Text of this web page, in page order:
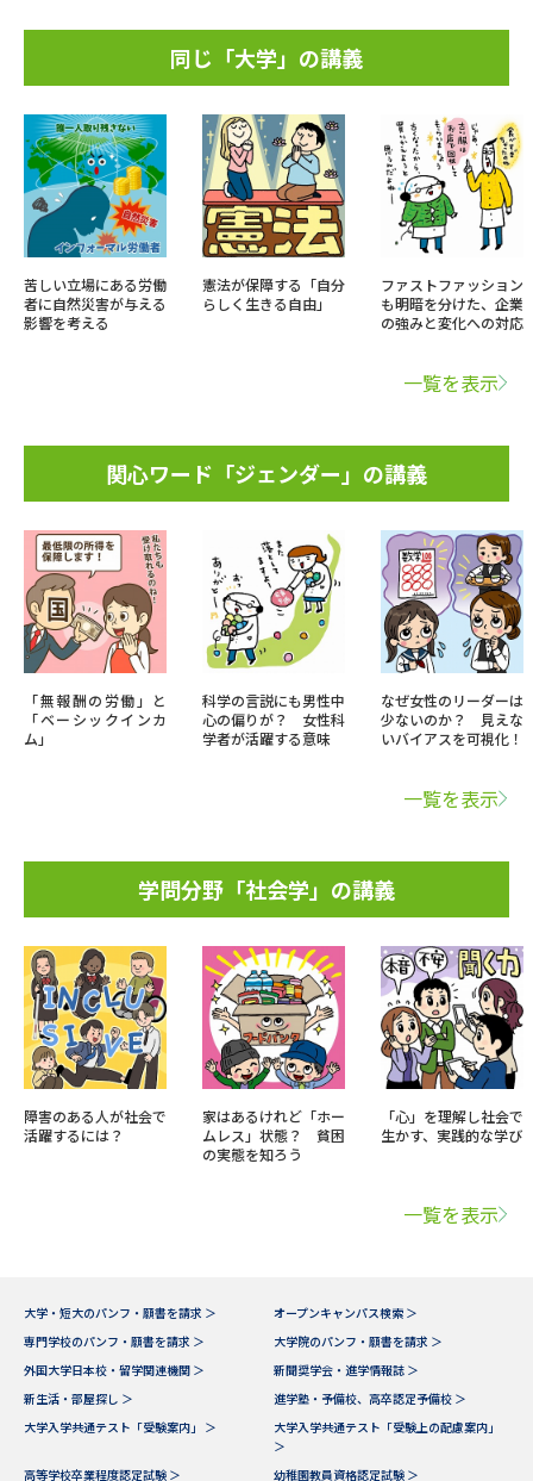
同じ「大学」の講義
苦しい立場にある労働
者に自然災害が与える
影響を考える
憲法が保障する「自分
らしく生きる自由」
ファストファッション
も明暗を分けた、企業
の強みと変化への対応
一覧を表示
関心ワード「ジェンダー」の講義
「無報酬の労働」と
「ベーシックインカ
ム」
科学の言説にも男性中
心の偏りが？ 女性科
学者が活躍する意味
なぜ女性のリーダーは
少ないのか？ 見えな
いバイアスを可視化！
一覧を表示
学問分野「社会学」の講義
障害のある人が社会で
活躍するには？
家はあるけれど「ホー
ムレス」状態？ 貧困
の実態を知ろう
「心」を理解し社会で
生かす、実践的な学び
一覧を表示
大学・短大のパンフ・願書を請求 ＞
オープンキャンパス検索 ＞
専門学校のパンフ・願書を請求 ＞
大学院のパンフ・願書を請求 ＞
外国大学日本校・留学関連機関 ＞
新聞奨学会・進学情報誌 ＞
新生活・部屋探し ＞
進学塾・予備校、高卒認定予備校 ＞
大学入学共通テスト「受験案内」 ＞
大学入学共通テスト「受験上の配慮案内」
＞
高等学校卒業程度認定試験 ＞
幼稚園教員資格認定試験 ＞